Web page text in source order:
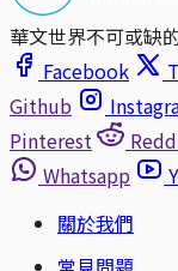
華文世界不可或缺
Facebook
Github
Pinterest
Whatsapp
關於我們